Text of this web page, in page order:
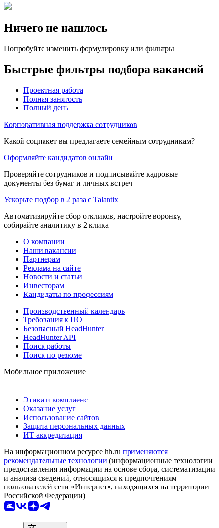
Ничего не нашлось
Попробуйте изменить формулировку или фильтры
Быстрые фильтры подбора вакансий
Проектная работа
Полная занятость
Полный день
Корпоративная поддержка сотрудников
Какой соцпакет вы предлагаете семейным сотрудникам?
Оформляйте кандидатов онлайн
Проверяйте сотрудников и подписывайте кадровые
документы без бумаг и личных встреч
Ускорьте подбор в 2 раза с Talantix
Автоматизируйте сбор откликов, настройте воронку,
собирайте аналитику в 2 клика
О компании
Наши вакансии
Партнерам
Реклама на сайте
Новости и статьи
Инвесторам
Кандидаты по профессиям
Производственный календарь
Требования к ПО
Безопасный HeadHunter
HeadHunter API
Поиск работы
Поиск по резюме
Мобильное приложение
Этика и комплаенс
Оказание услуг
Использование сайтов
Защита персональных данных
ИТ аккредитация
На информационном ресурсе hh.ru применяются
рекомендательные технологии (информационные технологии
предоставления информации на основе сбора, систематизации
и анализа сведений, относящихся к предпочтениям
пользователей сети «Интернет», находящихся на территории
Российской Федерации)